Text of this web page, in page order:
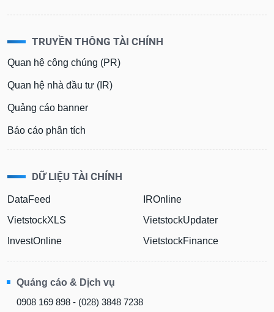
TRUYỀN THÔNG TÀI CHÍNH
Quan hệ công chúng (PR)
Quan hệ nhà đầu tư (IR)
Quảng cáo banner
Báo cáo phân tích
DỮ LIỆU TÀI CHÍNH
DataFeed
VietstockXLS
InvestOnline
IROnline
VietstockUpdater
VietstockFinance
Quảng cáo & Dịch vụ
0908 169 898 - (028) 3848 7238